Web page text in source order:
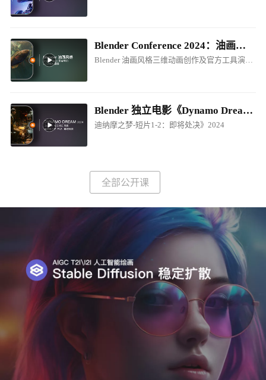
Blender Conference 2024：油画风格电影制作创作分享
Blender 油画风格三维动画创作及官方工具演讲！
Blender 独立电影《Dynamo Dream - EP1-P2.Prepare for Execution / 迪纳摩之梦-短片1-2：即将处决》2024
迪纳摩之梦-短片1-2：即将处决》2024
全部公开课